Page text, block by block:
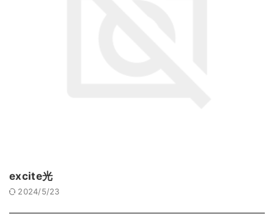
excite光
2024/5/23